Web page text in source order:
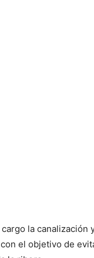
la canalización
el objetivo de